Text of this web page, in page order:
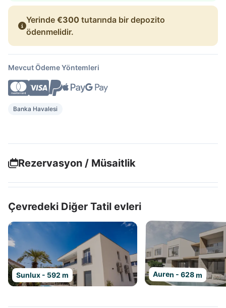
Yerinde €300 tutarında bir depozito
ödenmelidir.
Mevcut Ödeme Yöntemleri
Banka Havalesi
Rezervasyon / Müsaitlik
Çevredeki Diğer Tatil evleri
Sunlux - 592 m Auren - 628 m